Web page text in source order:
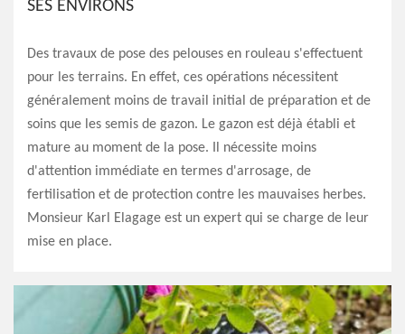
SES ENVIRONS
Des travaux de pose des pelouses en rouleau s'effectuent
pour les terrains. En effet, ces opérations nécessitent
généralement moins de travail initial de préparation et de
soins que les semis de gazon. Le gazon est déjà établi et
mature au moment de la pose. Il nécessite moins
d'attention immédiate en termes d'arrosage, de
fertilisation et de protection contre les mauvaises herbes.
Monsieur Karl Elagage est un expert qui se charge de leur
mise en place.